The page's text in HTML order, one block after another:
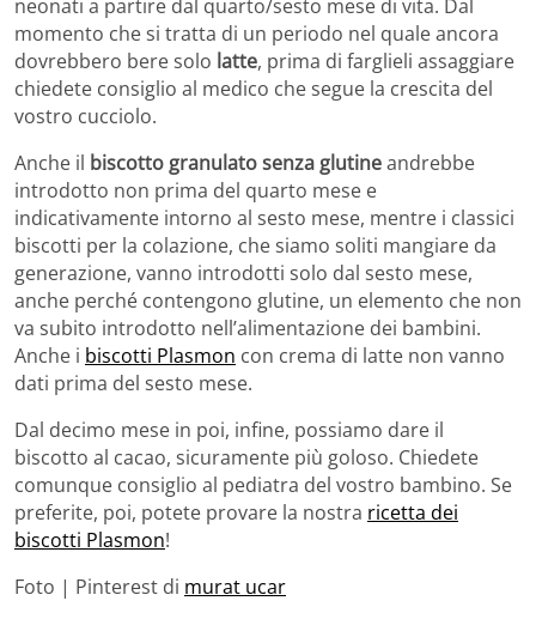
neonati a partire dal quarto/sesto mese di vita. Dal
momento che si tratta di un periodo nel quale ancora
dovrebbero bere solo latte, prima di farglieli assaggiare
chiedete consiglio al medico che segue la crescita del
vostro cucciolo.
Anche il biscotto granulato senza glutineandrebbe
introdotto non prima del quarto mese e
indicativamente intorno al sesto mese, mentre i classici
biscotti per la colazione, che siamo soliti mangiare da
generazione, vanno introdotti solo dal sesto mese,
anche perché contengono glutine, un elemento che non
va subito introdotto nell’alimentazione dei bambini.
Anche i biscotti Plasmon con crema di latte non vanno
dati prima del sesto mese.
Dal decimo mese in poi, infine, possiamo dare il
biscotto al cacao, sicuramente più goloso. Chiedete
comunque consiglio al pediatra del vostro bambino. Se
preferite, poi, potete provare la nostra ricetta dei
biscotti Plasmon!
Foto | Pinterest di murat ucar